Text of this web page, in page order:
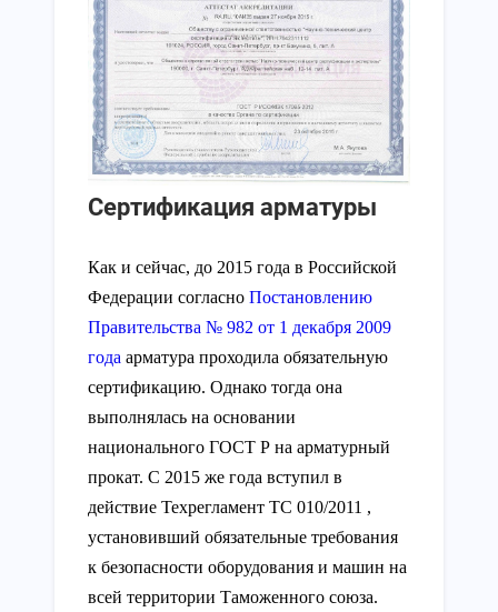
Сертификация арматуры
Как и сейчас, до 2015 года в Российской
Федерации согласно Постановлению
Правительства № 982 от 1 декабря 2009
года арматура проходила обязательную
сертификацию. Однако тогда она
выполнялась на основании
национального ГОСТ Р на арматурный
прокат. С 2015 же года вступил в
действие Техрегламент ТС 010/2011 ,
установивший обязательные требования
к безопасности оборудования и машин на
всей территории Таможенного союза.